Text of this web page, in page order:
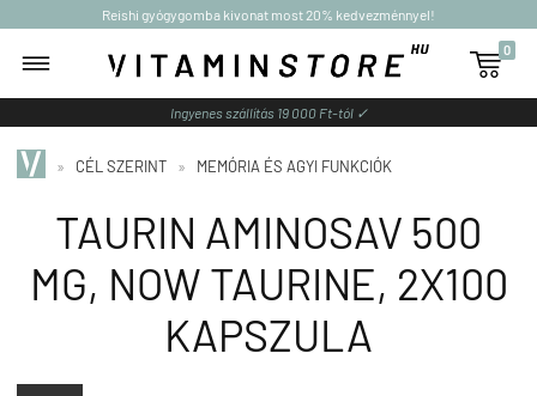
Reishi gyógygomba kivonat most 20% kedvezménnyel!

0
Ingyenes szállítás 19 000 Ft-tól ✓
» CÉL SZERINT » MEMÓRIA ÉS AGYI FUNKCIÓK
TAURIN AMINOSAV 500
MG, NOW TAURINE, 2X100
KAPSZULA